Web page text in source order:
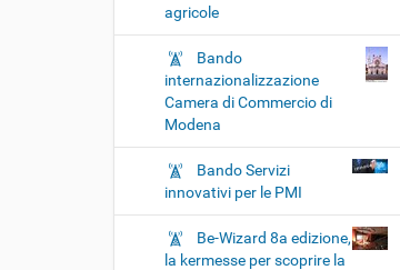
agricole
Bando
internazionalizzazione
Camera di Commercio di
Modena
Bando Servizi
innovativi per le PMI
Be-Wizard 8a edizione,
la kermesse per scoprire la